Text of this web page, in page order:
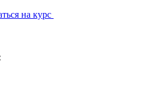
на курс